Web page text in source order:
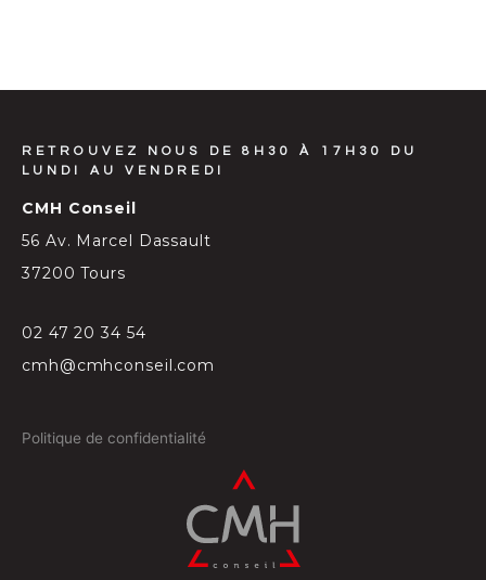
RETROUVEZ NOUS DE 8H30 À 17H30 DU
LUNDI AU VENDREDI
CMH Conseil
56 Av. Marcel Dassault
37200 Tours
02 47 20 34 54
cmh@cmhconseil.com
Politique de confidentialité